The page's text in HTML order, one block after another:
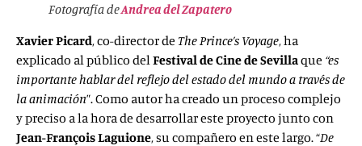
Fotografía deAndrea del Zapatero
Xavier Picard, co-director de The Prince’s Voyage, ha
explicado al público delFestival de Cine de Sevillaque “es
importante hablar del reflejo del estado del mundo a través de
la animación”. Como autor ha creado un proceso complejo
y preciso a la hora de desarrollar este proyecto junto con
Jean-François Laguione, su compañero en este largo. “De